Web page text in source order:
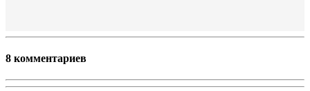
8 комментариев